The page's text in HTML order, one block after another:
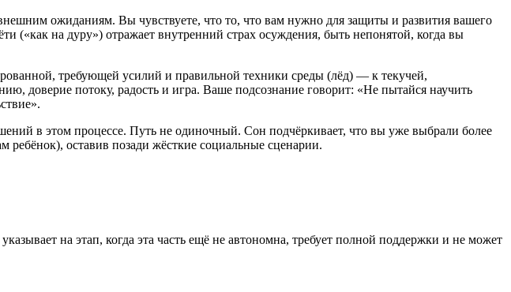
ожиданиям. Вы чувствуете, что то, что вам нужно для защиты и развития вашего
(«как на дуру») отражает внутренний страх осуждения, быть непонятой, когда вы
требующей усилий и правильной техники среды (лёд) — к текучей,
доверие потоку, радость и игра. Ваше подсознание говорит: «Не пытайся научить
в этом процессе. Путь не одиночный. Сон подчёркивает, что вы уже выбрали более
оставив позади жёсткие социальные сценарии.
на этап, когда эта часть ещё не автономна, требует полной поддержки и не может